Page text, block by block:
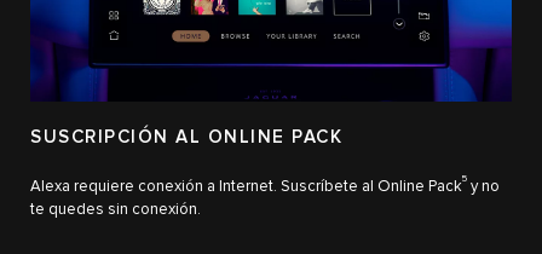
SUSCRIPCIÓN AL ONLINE PACK
Alexa requiere conexión a Internet. Suscríbete al Online Pack5 y no
te quedes sin conexión.